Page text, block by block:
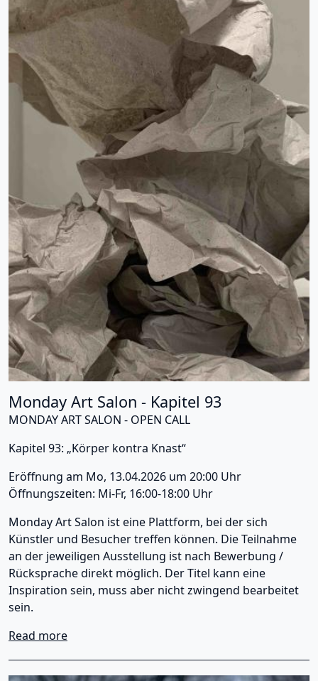
Monday Art Salon - Kapitel 93
MONDAY ART SALON - OPEN CALL
Kapitel 93: „Körper kontra Knast“
Eröffnung am Mo, 13.04.2026 um 20:00 Uhr
Öffnungszeiten: Mi-Fr, 16:00-18:00 Uhr
Monday Art Salon ist eine Plattform, bei der sich
Künstler und Besucher treffen können. Die Teilnahme
an der jeweiligen Ausstellung ist nach Bewerbung /
Rücksprache direkt möglich. Der Titel kann eine
Inspiration sein, muss aber nicht zwingend bearbeitet
sein.
Read moreabout Monday Art Salon - Kapitel 93